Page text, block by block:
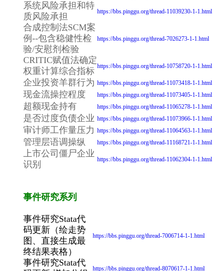
系统风险承担和特
质风险承担
https://bbs.pinggu.org/thread-11039230-1-1.html
合成控制法SCM案
例--包含稳健性检
验/安慰剂检验
https://bbs.pinggu.org/thread-7026273-1-1.html
CRITIC赋值法确定
权重计算综合指标 https://bbs.pinggu.org/thread-10758720-1-1.html
企业投资羊群行为 https://bbs.pinggu.org/thread-11073418-1-1.html
现金流操控程度 https://bbs.pinggu.org/thread-11073405-1-1.html
超额现金持有 https://bbs.pinggu.org/thread-11065278-1-1.html
是否过度负债企业 https://bbs.pinggu.org/thread-11073966-1-1.html
审计师工作量压力 https://bbs.pinggu.org/thread-11064563-1-1.html
管理层语调操纵 https://bbs.pinggu.org/thread-11168721-1-1.html
上市公司僵尸企业
识别
https://bbs.pinggu.org/thread-11062304-1-1.html
事件研究系列
事件研究Stata代
码更新（绘走势
图、直接生成最
终结果表格）
https://bbs.pinggu.org/thread-7006714-1-1.html
事件研究Stata代
https://bbs.pinggu.org/thread-8070617-1-1.html